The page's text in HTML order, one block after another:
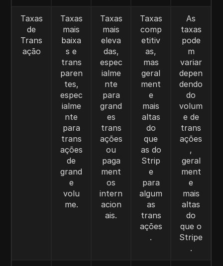
Taxas
de
Trans
ação
Taxas
mais
baixa
s e
trans
paren
tes,
espec
ialme
nte
para
trans
ações
de
grand
e
volu
me.
Taxas
mais
eleva
das,
espec
ialme
nte
para
grand
es
trans
ações
ou
paga
ment
os
intern
acion
ais.
Taxas
comp
etitiv
as,
mas
geral
ment
e
mais
altas
do
que
as do
Strip
e
para
algum
as
trans
ações
.
As
taxas
pode
m
variar
depen
dendo
do
volum
e de
trans
ações
,
geral
ment
e
mais
altas
do
que o
Stripe
.